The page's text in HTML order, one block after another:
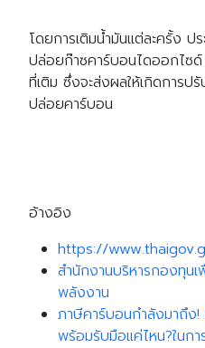
โดยการเติมน้ำมันแต่ละครั้ง ป
ปล่อยก๊าซคาร์บอนไดออกไซด์
ที่เติม ซึ่งจะส่งผลให้เกิดการป
ปล่อยคาร์บอน
อ้างอิง
https://
สำนักงานบริหารกองทุน
พลังงาน
ภาษีคาร์บอนกำลังมาถึง
พร้อมรับมือแค่ไหน?ในกา